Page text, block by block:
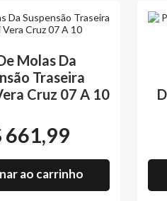
Molas Da
Traseira
Cruz 07 A 10
661,99
ao carrinho